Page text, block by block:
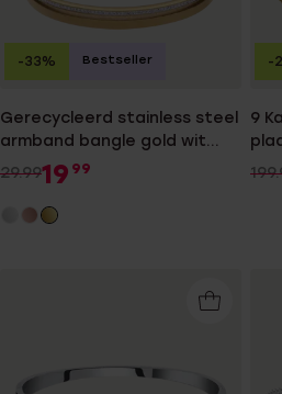
Gerecycleerd stainless steel
armband bangle gold wit
kristal
29.9919 99
-33% Bestseller
9
-